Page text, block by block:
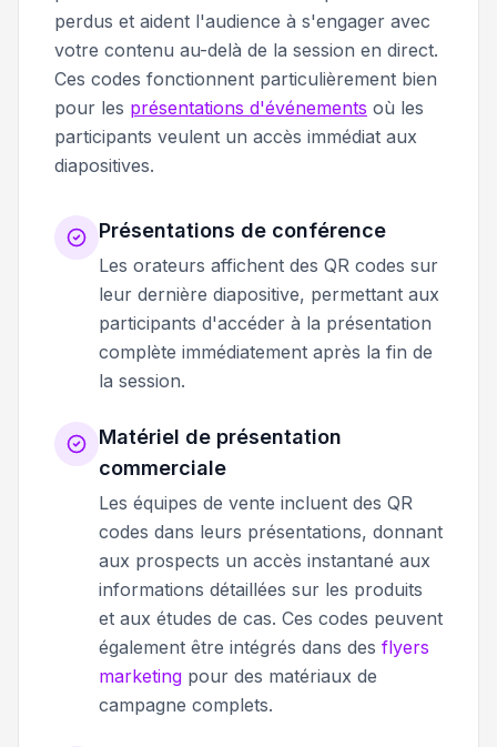
perdus et aident l'audience à s'engager avec
votre contenu au-delà de la session en direct.
Ces codes fonctionnent particulièrement bien
pour les présentations d'événements où les
participants veulent un accès immédiat aux
diapositives.
Présentations de conférence
Les orateurs affichent des QR codes sur
leur dernière diapositive, permettant aux
participants d'accéder à la présentation
complète immédiatement après la fin de
la session.
Matériel de présentation
commerciale
Les équipes de vente incluent des QR
codes dans leurs présentations, donnant
aux prospects un accès instantané aux
informations détaillées sur les produits
et aux études de cas. Ces codes peuvent
également être intégrés dans des flyers
marketing pour des matériaux de
campagne complets.